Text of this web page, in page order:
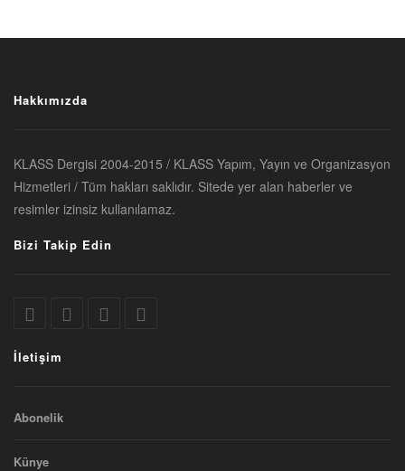
Hakkımızda
KLASS Dergisi 2004-2015 / KLASS Yapım, Yayın ve Organizasyon
Hizmetleri / Tüm hakları saklıdır. Sitede yer alan haberler ve
resimler izinsiz kullanılamaz.
Bizi Takip Edin
İletişim
Abonelik
Künye